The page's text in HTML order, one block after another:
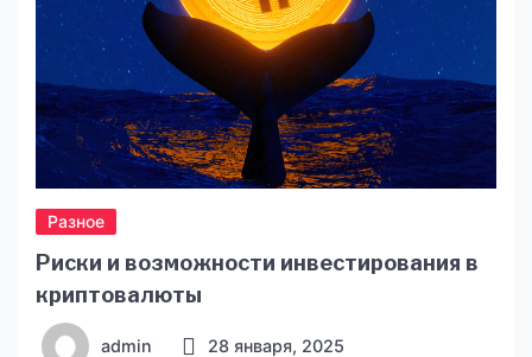
Разное
Риски и возможности инвестирования в
криптовалюты
admin 28 января, 2025